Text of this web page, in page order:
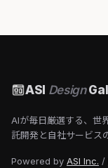
ASI Design
AIが毎日厳選する、世
託開発と自社サービス
Powered by ASI Inc. /